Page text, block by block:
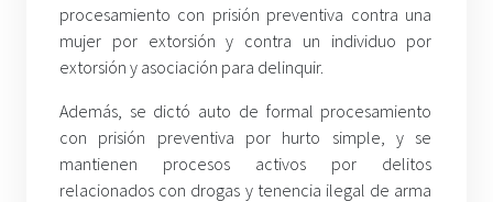
procesamiento con prisión preventiva contra una
mujer por extorsión y contra un individuo por
extorsión y asociación para delinquir.
Además, se dictó auto de formal procesamiento
con prisión preventiva por hurto simple, y se
mantienen procesos activos por delitos
relacionados con drogas y tenencia ilegal de arma